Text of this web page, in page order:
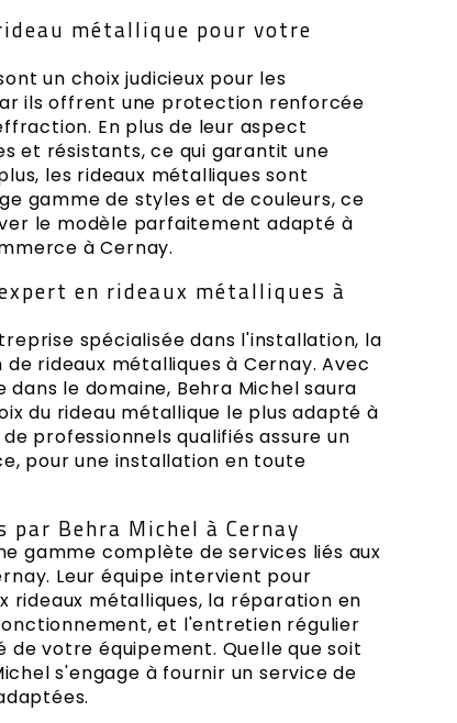
métallique pour votre
un choix judicieux pour les
ils offrent une protection renforcée
En plus de leur aspect
et résistants, ce qui garantit une
les rideaux métalliques sont
gamme de styles et de couleurs, ce
le modèle parfaitement adapté à
à Cernay.
en rideaux métalliques à
spécialisée dans l'installation, la
rideaux métalliques à Cernay. Avec
le domaine, Behra Michel saura
du rideau métallique le plus adapté à
professionnels qualifiés assure un
pour une installation en toute
par Behra Michel à Cernay
gamme complète de services liés aux
Leur équipe intervient pour
rideaux métalliques, la réparation en
et l'entretien régulier
de votre équipement. Quelle que soit
s'engage à fournir un service de